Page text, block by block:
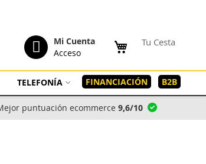
Tu Cesta
Mi Cuenta
Acceso
TELEFONÍA FINANCIACIÓN B2B
puntuación ecommerce 9,6/10